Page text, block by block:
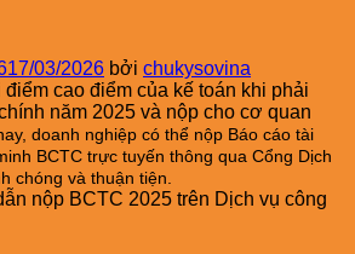
17/03/2026 bởi chukysovina
cao điểm của kế toán khi phải
năm 2025 và nộp cho cơ quan
doanh nghiệp có thể nộp Báo cáo tài
BCTC trực tuyến thông qua Cổng Dịch
chóng và thuận tiện.
nộp BCTC 2025 trên Dịch vụ công